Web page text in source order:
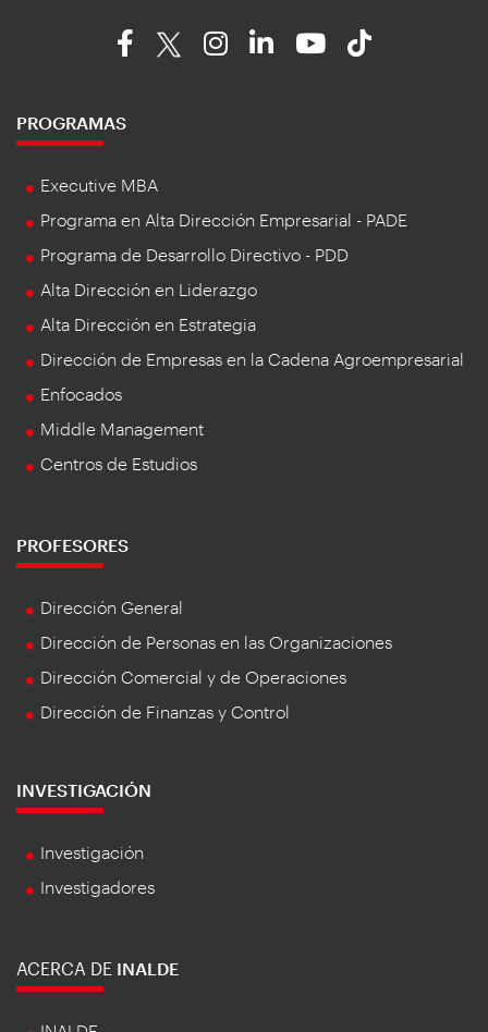
PROGRAMAS
Executive MBA
Programa en Alta Dirección Empresarial - PADE
Programa de Desarrollo Directivo - PDD
Alta Dirección en Liderazgo
Alta Dirección en Estrategia
Dirección de Empresas en la Cadena Agroempresarial
Enfocados
Middle Management
Centros de Estudios
PROFESORES
Dirección General
Dirección de Personas en las Organizaciones
Dirección Comercial y de Operaciones
Dirección de Finanzas y Control
INVESTIGACIÓN
Investigación
Investigadores
ACERCA DE INALDE